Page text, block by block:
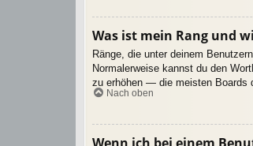
Was ist mein Rang und
Ränge, die unter deinem
Normalerweise kannst du den
zu erhöhen — die meisten Boards
Nach oben